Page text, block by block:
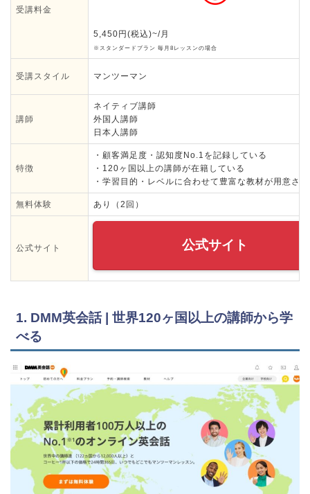
受講料金
5,450円(税込)~/月
※スタンダードプラン 毎月8レッスンの場合
受講スタイル マンツーマン
講師
ネイティブ講師
外国人講師
日本人講師
特徴
・顧客満足度・認知度No.1を記録している
・120ヶ国以上の講師が在籍している
・学習目的・レベルに合わせて豊富な教材が用意さ
無料体験 あり（2回）
公式サイト 公式サイト
1. DMM英会話 | 世界120ヶ国以上の講師から学
べる